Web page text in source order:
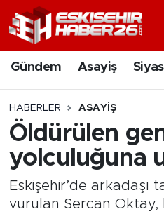
Gündem Asayiş
HABERLER ASAYIŞ
Öldürülen
yolculuğuna
Eskişehir’de arkadaşı
vurulan Sercan Oktay,
Gündem
Asayiş
Siyaset
Spor
Sağlık
Nöbetçi Eczaneler
Hava Durumu
Trafik Durumu
Süper Lig Puan
Tüm Manşetler